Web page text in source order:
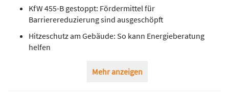
KfW 455-B gestoppt: Fördermittel für
Barrierereduzierung sind ausgeschöpft
Hitzeschutz am Gebäude: So kann Energieberatung
helfen
Mehr anzeigen